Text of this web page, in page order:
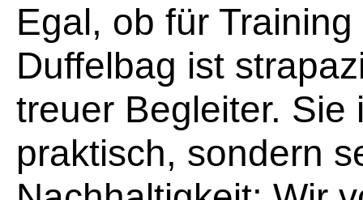
Egal, ob für
Duffelbag ist
treuer Begleiter. Sie
praktisch, sondern